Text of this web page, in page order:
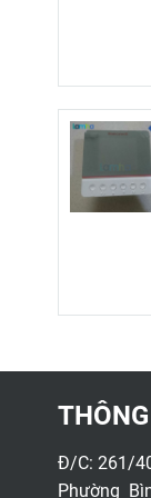
Đ/C: 261/
Phường